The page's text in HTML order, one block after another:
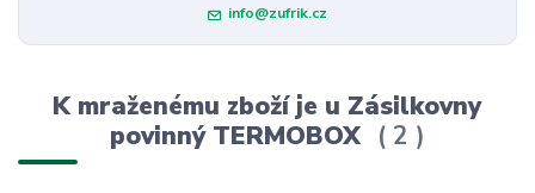
info@zufrik.cz
K mraženému zboží je u Zásilkovny
povinný TERMOBOX
2